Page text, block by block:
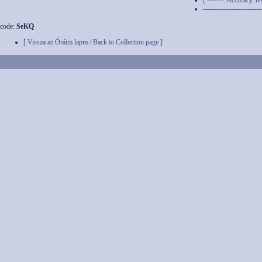
code: SeKQ
[ Vissza az Óráim lapra / Back to Collection page ]